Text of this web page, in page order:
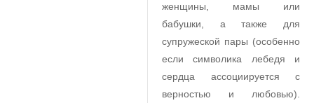
женщины, мамы или
бабушки, а также для
супружеской пары (особенно
если символика лебедя и
сердца ассоциируется с
верностью и любовью).